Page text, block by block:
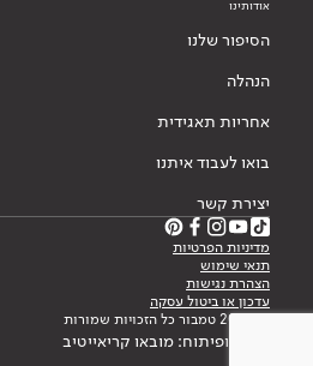
אודותינו
הסיפור שלנו
הנהלה
אחריות תאגידית
בואו לעבוד איתנו
יצירת קשר
מדיניות הפרטיות
תנאי שימוש
הצהרת נגישות
עדכון או ביטול עסקה
© 2026 טמבור כל הזכויות שמורות
עיצוב ופיתוח: מובאו קריאייטיב